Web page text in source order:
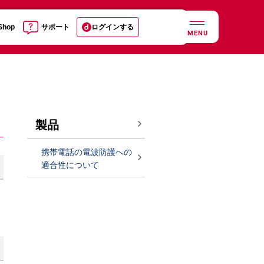
サポート ログインする
MENU
製品
携帯電話の電波防護への
適合性について